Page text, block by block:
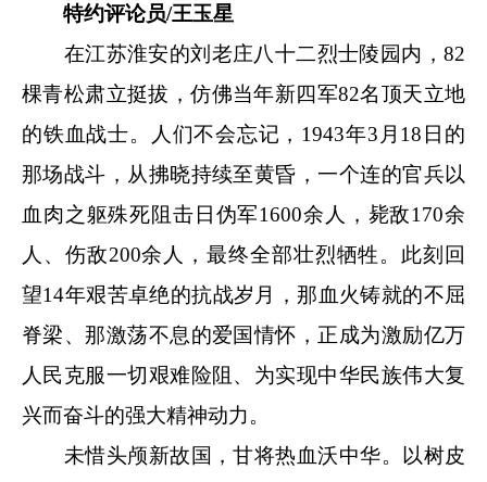
特约评论员/王玉星
在江苏淮安的刘老庄八十二烈士陵园内，82
棵青松肃立挺拔，仿佛当年新四军82名顶天立地
的铁血战士。人们不会忘记，1943年3月18日的
那场战斗，从拂晓持续至黄昏，一个连的官兵以
血肉之躯殊死阻击日伪军1600余人，毙敌170余
人、伤敌200余人，最终全部壮烈牺牲。此刻回
望14年艰苦卓绝的抗战岁月，那血火铸就的不屈
脊梁、那激荡不息的爱国情怀，正成为激励亿万
人民克服一切艰难险阻、为实现中华民族伟大复
兴而奋斗的强大精神动力。
未惜头颅新故国，甘将热血沃中华。以树皮